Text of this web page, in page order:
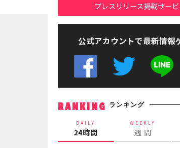
プレスリリース掲載サービ
公式アカウントで最新情報
RANKING ランキング
DAILY
24時間
WEEKLY
週 間